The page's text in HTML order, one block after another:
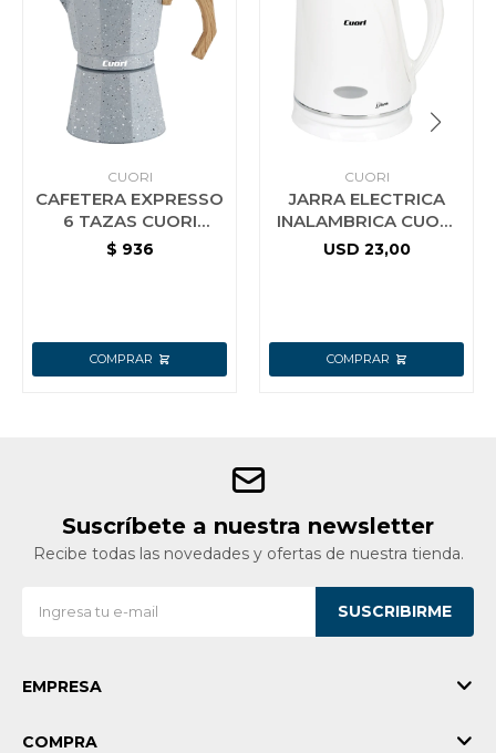
CUORI
CAFETERA EXPRESSO
6 TAZAS CUORI
LATTE
$ 936
CUORI
JARRA ELECTRICA
INALAMBRICA CUORI
DIANA
USD 23,00
Suscríbete a nuestra newsletter
Recibe todas las novedades y ofertas de nuestra tienda.
SUSCRIBIRME
EMPRESA
COMPRA